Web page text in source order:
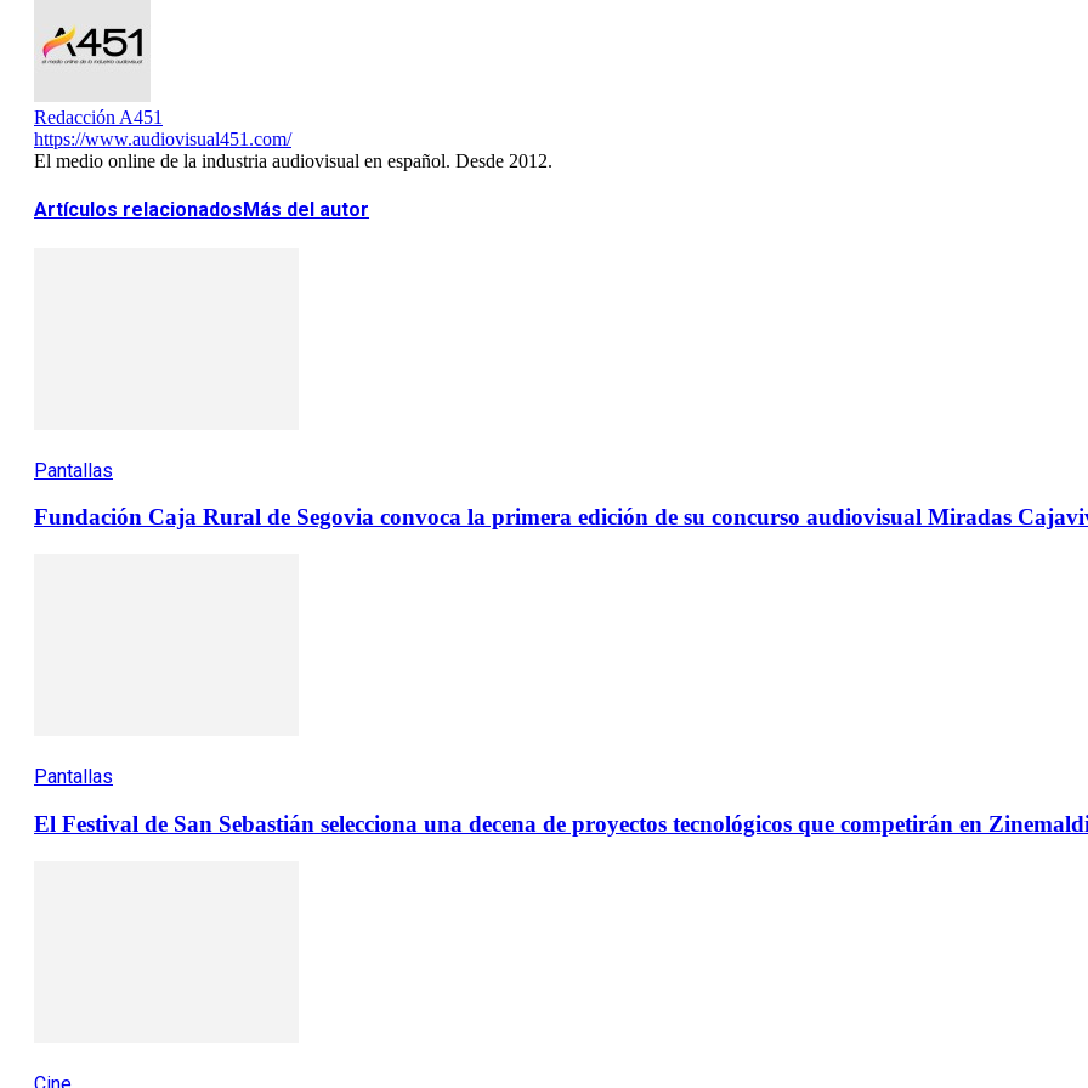
Redacción A451
https://www.audiovisual451.com/
El medio online de la industria audiovisual en español. Desde 2012.
Artículos relacionados Más del autor
Pantallas
Fundación Caja Rural de Segovia convoca la primera edición de su concurso audiovisual Miradas
Pantallas
El Festival de San Sebastián selecciona una decena de proyectos tecnológicos que competirán en
Cine